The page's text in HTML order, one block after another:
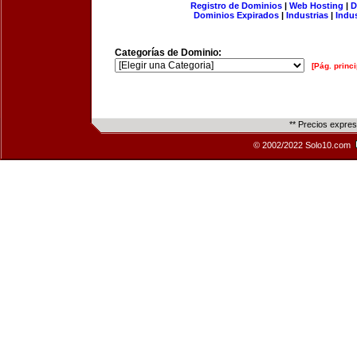
Registro de Dominios| Web Hosting |
Dominios Expirados | Industrias |
Categorías de Dominio:
[Pág.
** Precios
© 2002/2022 Solo10.com